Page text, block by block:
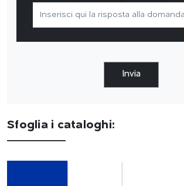
Invia
Sfoglia i cataloghi: